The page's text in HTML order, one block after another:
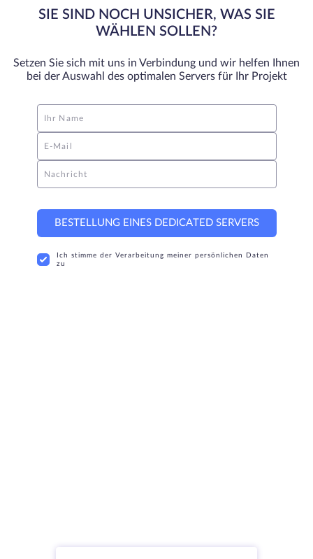
SIE SIND NOCH UNSICHER, WAS SIE
WÄHLEN SOLLEN?
Setzen Sie sich mit uns in Verbindung und wir helfen Ihnen
bei der Auswahl des optimalen Servers für Ihr Projekt
Ihr Name
E-Mail
Nachricht
BESTELLUNG EINES DEDICATED SERVERS
Ich stimme der Verarbeitung meiner persönlichen Daten
zu